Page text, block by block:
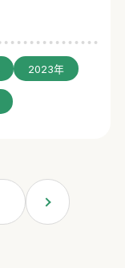
2023年